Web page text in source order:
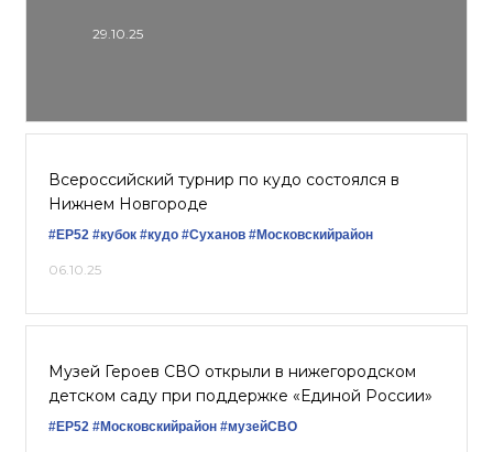
29.10.25
Всероссийский турнир по кудо состоялся в
Нижнем Новгороде
#ЕР52 #кубок #кудо #Суханов #Московскийрайон
06.10.25
Музей Героев СВО открыли в нижегородском
детском саду при поддержке «Единой России»
#ЕР52 #Московскийрайон #музейСВО